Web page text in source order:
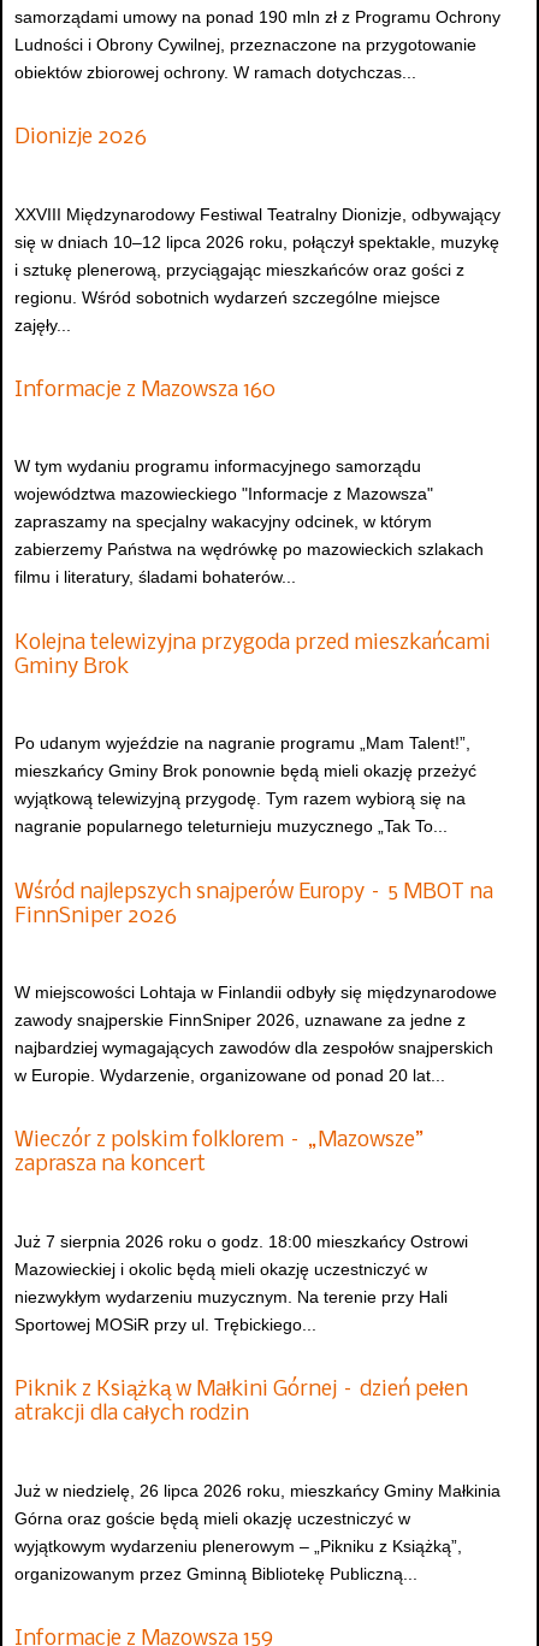
samorządami umowy na ponad 190 mln zł z Programu Ochrony
Ludności i Obrony Cywilnej, przeznaczone na przygotowanie
obiektów zbiorowej ochrony. W ramach dotychczas...
Dionizje 2026
XXVIII Międzynarodowy Festiwal Teatralny Dionizje, odbywający
się w dniach 10–12 lipca 2026 roku, połączył spektakle, muzykę
i sztukę plenerową, przyciągając mieszkańców oraz gości z
regionu. Wśród sobotnich wydarzeń szczególne miejsce
zajęły...
Informacje z Mazowsza 160
W tym wydaniu programu informacyjnego samorządu
województwa mazowieckiego "Informacje z Mazowsza"
zapraszamy na specjalny wakacyjny odcinek, w którym
zabierzemy Państwa na wędrówkę po mazowieckich szlakach
filmu i literatury, śladami bohaterów...
Kolejna telewizyjna przygoda przed mieszkańcami
Gminy Brok
Po udanym wyjeździe na nagranie programu „Mam Talent!”,
mieszkańcy Gminy Brok ponownie będą mieli okazję przeżyć
wyjątkową telewizyjną przygodę. Tym razem wybiorą się na
nagranie popularnego teleturnieju muzycznego „Tak To...
Wśród najlepszych snajperów Europy – 5 MBOT na
FinnSniper 2026
W miejscowości Lohtaja w Finlandii odbyły się międzynarodowe
zawody snajperskie FinnSniper 2026, uznawane za jedne z
najbardziej wymagających zawodów dla zespołów snajperskich
w Europie. Wydarzenie, organizowane od ponad 20 lat...
Wieczór z polskim folklorem – „Mazowsze”
zaprasza na koncert
Już 7 sierpnia 2026 roku o godz. 18:00 mieszkańcy Ostrowi
Mazowieckiej i okolic będą mieli okazję uczestniczyć w
niezwykłym wydarzeniu muzycznym. Na terenie przy Hali
Sportowej MOSiR przy ul. Trębickiego...
Piknik z Książką w Małkini Górnej – dzień pełen
atrakcji dla całych rodzin
Już w niedzielę, 26 lipca 2026 roku, mieszkańcy Gminy Małkinia
Górna oraz goście będą mieli okazję uczestniczyć w
wyjątkowym wydarzeniu plenerowym – „Pikniku z Książką”,
organizowanym przez Gminną Bibliotekę Publiczną...
Informacje z Mazowsza 159